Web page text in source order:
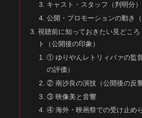
キャスト・スタッフ（判明分）
公開・プロモーションの動き（
視聴前に知っておきたい見どころ
ト（公開後の印象）
① ゆりやんレトリィバァの監
の評価）
② 南沙良の演技（公開後の反響
③ 映像美と音響
④ 海外・映画祭での受け止め